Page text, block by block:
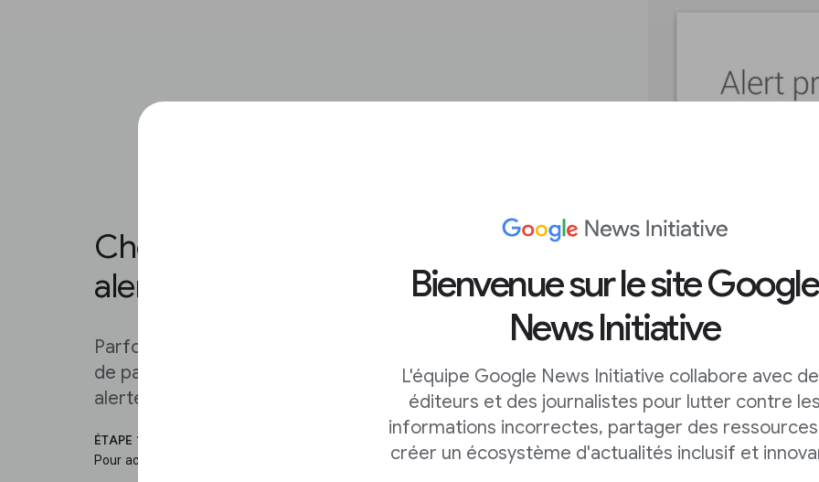
Bienvenue sur le site Google
News Initiative
L'équipe Google News Initiative collabore avec
éditeurs et des journalistes pour lutter contre les
informations incorrectes, partager des
créer un écosystème d'actualités inclusif et
Choisissez la fréquence de vos
alertes.
Parfois, votre boîte de réception est trop pleine. Il est facile
de paramétrer la fréquence à laquelle vous recevez des
alertes.
ÉTAPE 1
Pour accéder aux détails de l’alerte, cliquez sur Afficher les options.